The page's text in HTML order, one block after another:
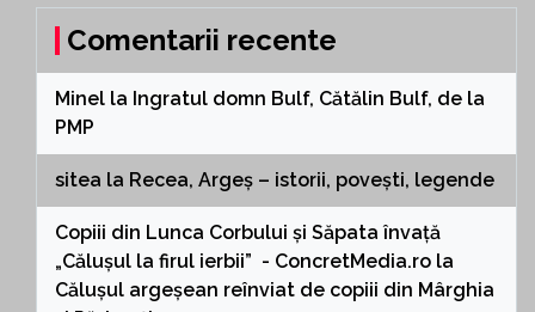
Comentarii recente
Minel la Ingratul domn Bulf, Cătălin Bulf, de la
PMP
sitea la Recea, Argeș – istorii, povești, legende
Copiii din Lunca Corbului și Săpata învață
„Călușul la firul ierbii” - ConcretMedia.ro la
Călușul argeșean reînviat de copiii din Mârghia